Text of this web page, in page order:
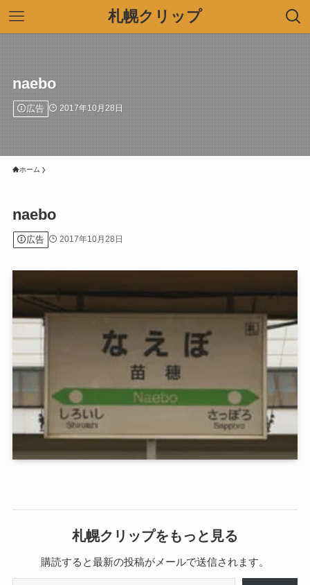
札幌クリップ
naebo
広告 2017年10月28日
ホーム
naebo
広告 2017年10月28日
札幌クリップをもっと見る
購読すると最新の投稿がメールで送信されます。
メールアドレスを入力...